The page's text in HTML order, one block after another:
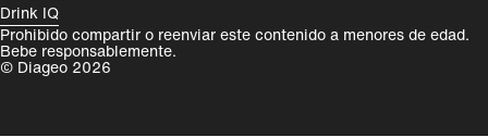
Drink IQ
Prohibido compartir o reenviar este contenido a menores de edad.
Bebe responsablemente.
© Diageo 2026